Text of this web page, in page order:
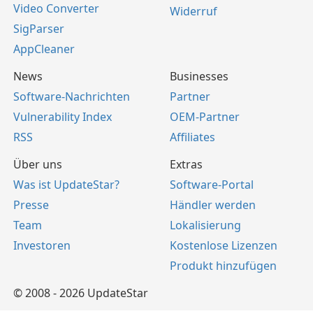
Video Converter
SigParser
AppCleaner
Widerruf
News
Software-Nachrichten
Vulnerability Index
RSS
Businesses
Partner
OEM-Partner
Affiliates
Über uns
Was ist UpdateStar?
Presse
Team
Investoren
Extras
Software-Portal
Händler werden
Lokalisierung
Kostenlose Lizenzen
Produkt hinzufügen
© 2008 - 2026 UpdateStar